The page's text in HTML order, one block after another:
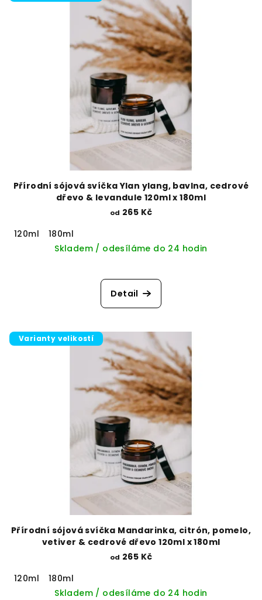
Přírodní sójová svíčka Ylan ylang, bavlna, cedrové
dřevo & levandule 120ml x 180ml
od 265 Kč
120ml
180ml
Skladem / odesíláme do 24 hodin
Detail
Varianty velikostí
Přírodní sójová svíčka Mandarinka, citrón, pomelo,
vetiver & cedrové dřevo 120ml x 180ml
od 265 Kč
120ml
180ml
Skladem / odesíláme do 24 hodin